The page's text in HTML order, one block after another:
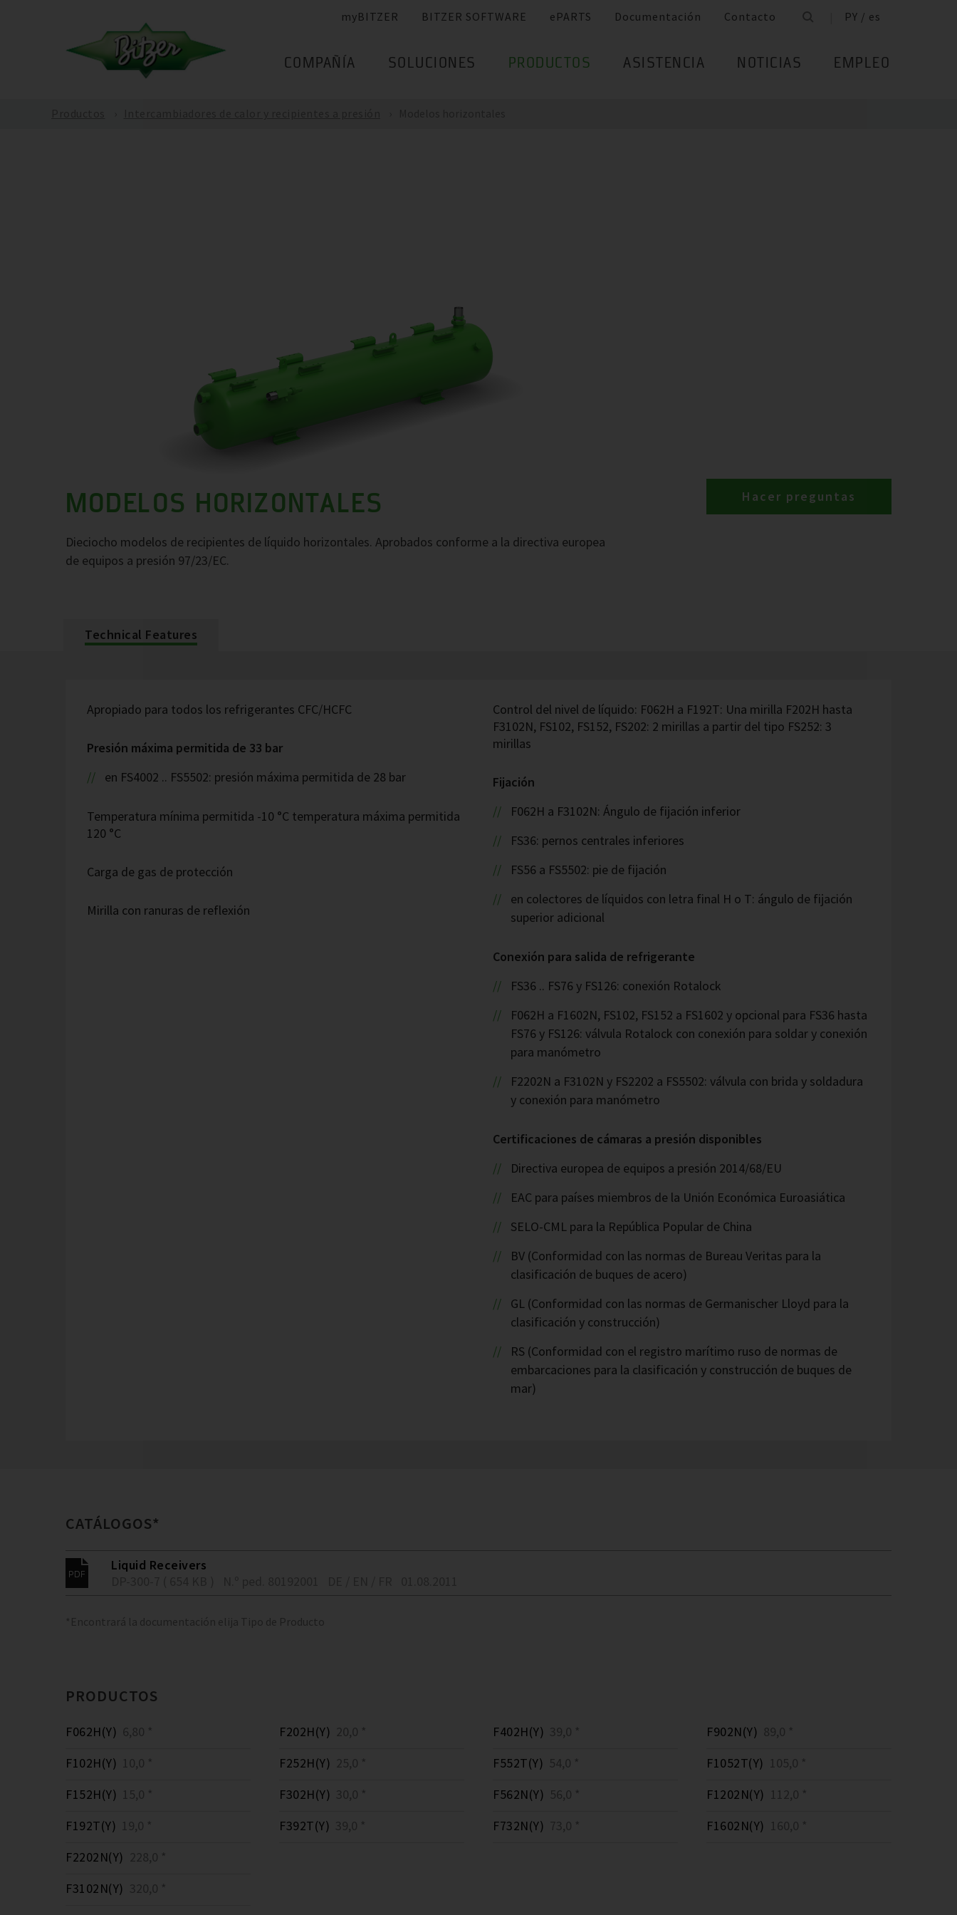
myBITZER BITZER SOFTWARE ePARTS Documentación Contacto PY / es
COMPAÑÍA SOLUCIONES PRODUCTOS ASISTENCIA NOTICIAS EMPLEO
MODELOS HORIZONTALES
Dieciocho modelos de recipientes de líquido horizontales. Aprobados conforme a la directiva europea
de equipos a presión 97/23/EC.
Hacer preguntas
Technical Features
Apropiado para todos los refrigerantes CFC/HCFC
Presión máxima permitida de 33 bar
en FS4002 .. FS5502: presión máxima permitida de 28 bar
Temperatura mínima permitida -10 °C temperatura máxima permitida
120 °C
Carga de gas de protección
Mirilla con ranuras de reflexión
Control del nivel de líquido: F062H a F192T: Una mirilla F202H hasta
F3102N, FS102, FS152, FS202: 2 mirillas a partir del tipo FS252: 3
mirillas
Fijación
F062H a F3102N: Ángulo de fijación inferior
FS36: pernos centrales inferiores
FS56 a FS5502: pie de fijación
en colectores de líquidos con letra final H o T: ángulo de fijación
superior adicional
Conexión para salida de refrigerante
FS36 .. FS76 y FS126: conexión Rotalock
F062H a F1602N, FS102, FS152 a FS1602 y opcional para FS36 hasta
FS76 y FS126: válvula Rotalock con conexión para soldar y conexión
para manómetro
F2202N a F3102N y FS2202 a FS5502: válvula con brida y soldadura
y conexión para manómetro
Certificaciones de cámaras a presión disponibles
Directiva europea de equipos a presión 2014/68/EU
EAC para países miembros de la Unión Económica Euroasiática
SELO-CML para la República Popular de China
BV (Conformidad con las normas de Bureau Veritas para la
clasificación de buques de acero)
GL (Conformidad con las normas de Germanischer Lloyd para la
clasificación y construcción)
RS (Conformidad con el registro marítimo ruso de normas de
embarcaciones para la clasificación y construcción de buques de
mar)
CATÁLOGOS*
Liquid Receivers
*Encontrará la documentación elija Tipo de Producto
PRODUCTOS
F062H(Y) 6,80 *
F102H(Y) 10,0 *
F152H(Y) 15,0 *
F192T(Y) 19,0 *
F202H(Y) 20,0 *
F252H(Y) 25,0 *
F302H(Y) 30,0 *
F392T(Y) 39,0 *
F402H(Y) 39,0 *
F552T(Y) 54,0 *
F562N(Y) 56,0 *
F732N(Y) 73,0 *
F902N(Y) 89,0 *
F1052T(Y) 105,0 *
F1202N(Y) 112,0 *
F1602N(Y) 160,0 *
F2202N(Y) 228,0 *
F3102N(Y) 320,0 *